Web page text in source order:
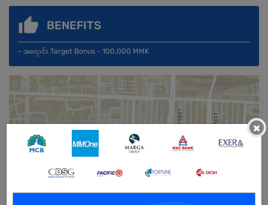
BENEFITS
- အရောင်း Target Bonus - 100,000 MMK
×